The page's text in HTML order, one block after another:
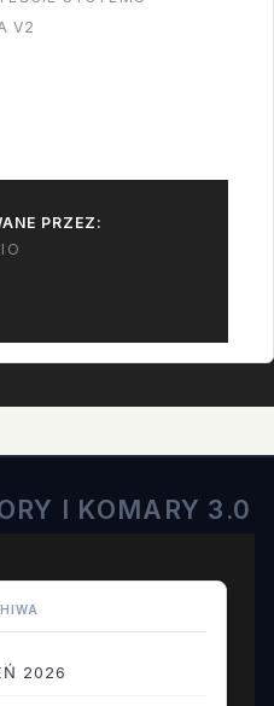
V2
PRZEZ:
I KOMARY 3.0
2026